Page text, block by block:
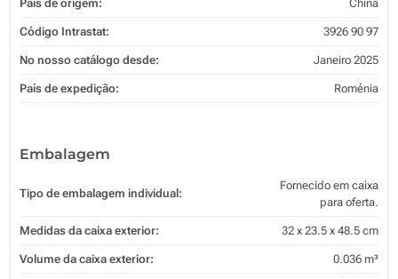
País de origem: China
Código Intrastat: 3926 90 97
No nosso catálogo desde: Janeiro 2025
País de expedição: Roménia
Embalagem
Tipo de embalagem individual:
Fornecido em caixa
para oferta.
Medidas da caixa exterior: 32 x 23.5 x 48.5 cm
Volume da caixa exterior: 0.036 m³